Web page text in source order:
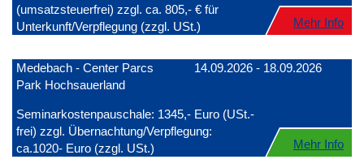
(umsatzsteuerfrei) zzgl. ca. 805,- € für
Unterkunft/Verpflegung (zzgl. USt.)
Mehr Info
Medebach - Center Parcs
Park Hochsauerland
14.09.2026 - 18.09.2026
Seminarkostenpauschale: 1345,- Euro (USt.-
frei) zzgl. Übernachtung/Verpflegung:
ca.1020- Euro (zzgl. USt.)
Mehr Info